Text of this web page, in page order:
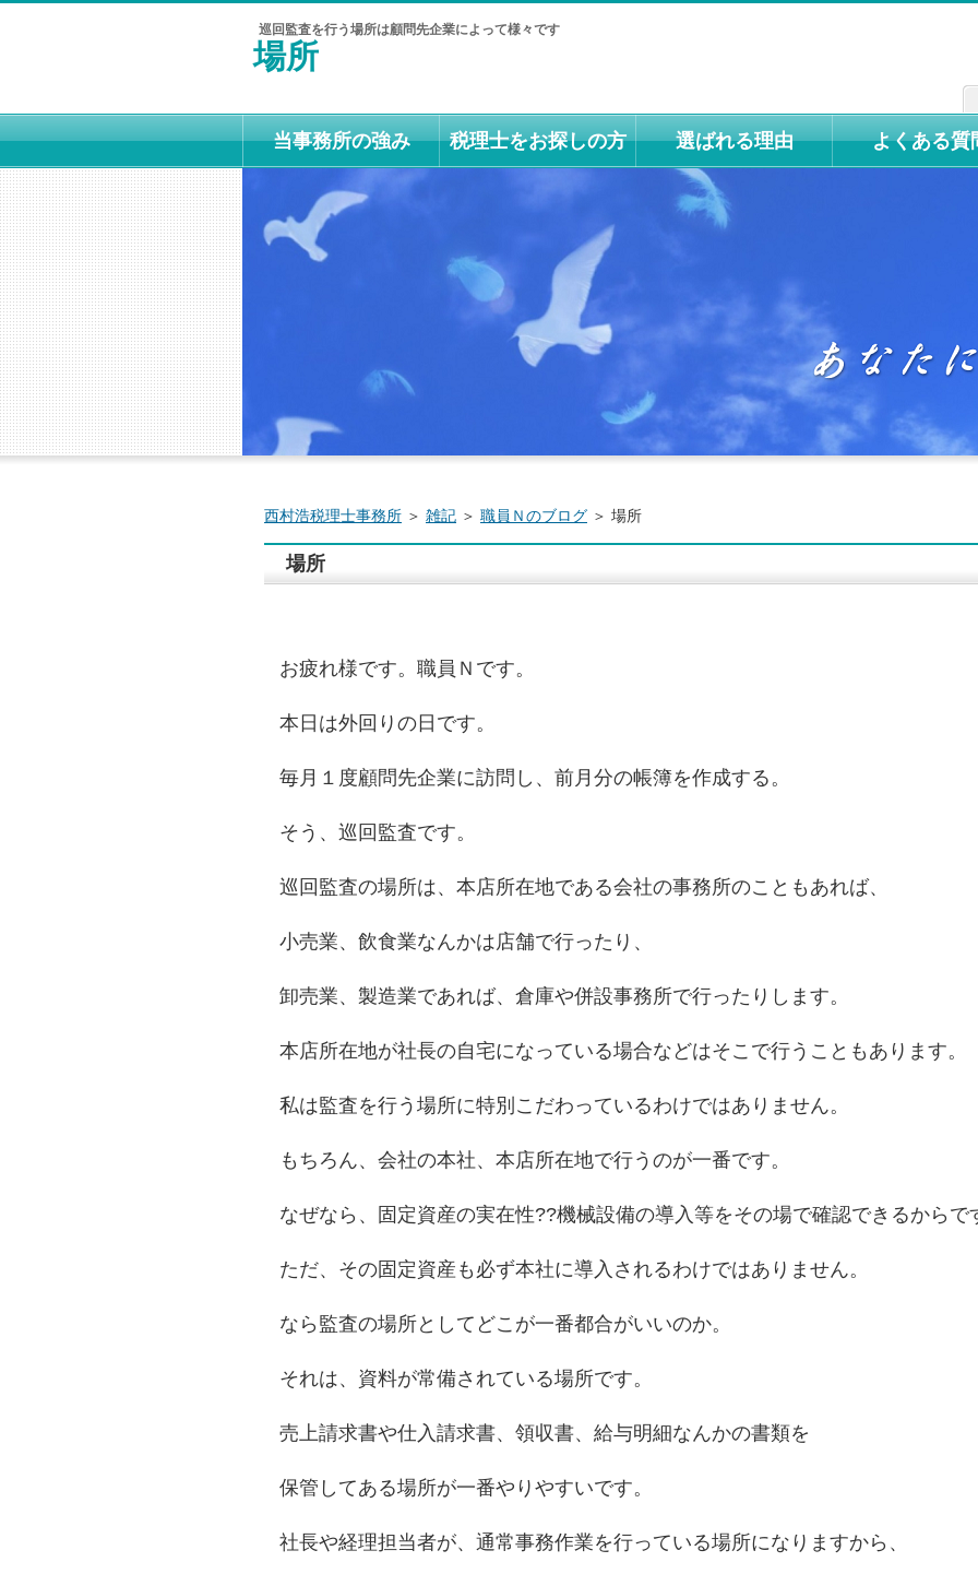
巡回監査を行う場所は顧問先企業によって様々です
場所
西村浩税理士事務所 ＞ 雑記 ＞ 職員Ｎのブログ ＞ 場所
場所
お疲れ様です。職員Ｎです。
本日は外回りの日です。
毎月１度顧問先企業に訪問し、前月分の帳簿を作成する。
そう、巡回監査です。
巡回監査の場所は、本店所在地である会社の事務所のこともあれば、
小売業、飲食業なんかは店舗で行ったり、
卸売業、製造業であれば、倉庫や併設事務所で行ったりします。
本店所在地が社長の自宅になっている場合などはそこで行うこともあります。
私は監査を行う場所に特別こだわっているわけではありません。
もちろん、会社の本社、本店所在地で行うのが一番です。
なぜなら、固定資産の実在性??機械設備の導入等をその場で確認できるからで
ただ、その固定資産も必ず本社に導入されるわけではありません。
なら監査の場所としてどこが一番都合がいいのか。
それは、資料が常備されている場所です。
売上請求書や仕入請求書、領収書、給与明細なんかの書類を
保管してある場所が一番やりやすいです。
社長や経理担当者が、通常事務作業を行っている場所になりますから、
当事務所の強み 税理士をお探しの方 選ばれる理由 よくある質